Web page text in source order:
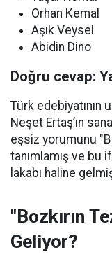
Orhan Kemal
Aşık Veysel
Abidin Dino
Doğru cevap:
Türk edebiyatının
Neşet Ertaş’ın
eşsiz yorumunu
tanımlamış ve bu
lakabı haline
"Bozkırın
Geliyor?